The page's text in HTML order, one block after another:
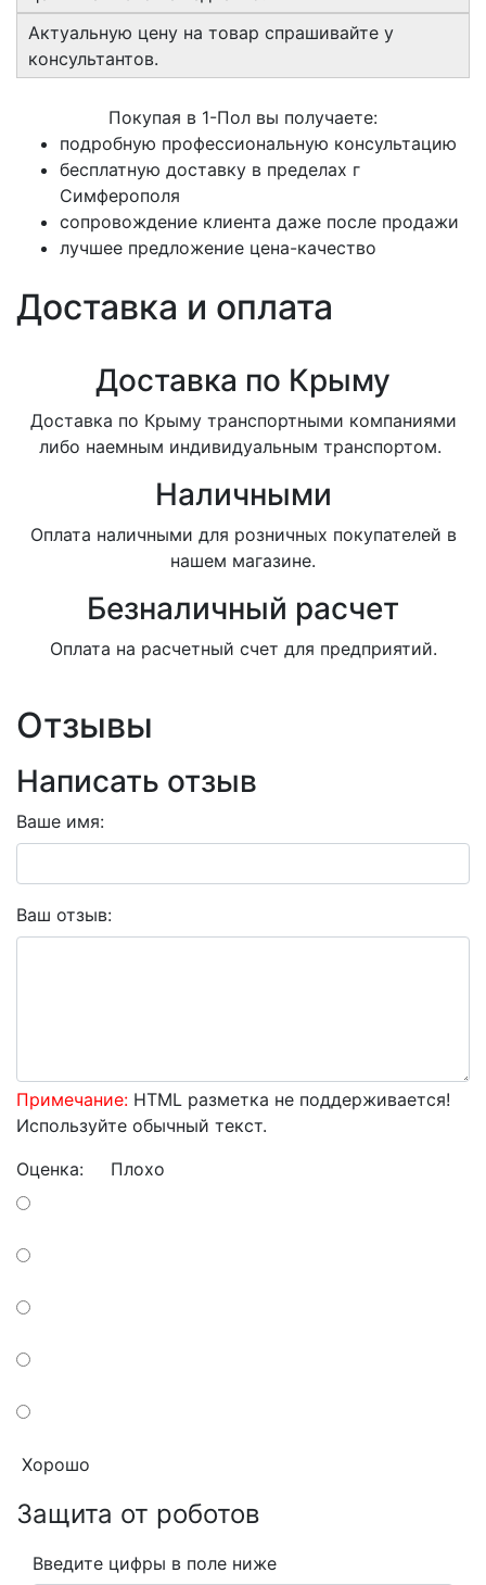
Актуальную цену на товар спрашивайте у
консультантов.
Покупая в 1-Пол вы получаете:
подробную профессиональную консультацию
бесплатную доставку в пределах г
Симферополя
сопровождение клиента даже после продажи
лучшее предложение цена-качество
Доставка и оплата
Доставка по Крыму
Доставка по Крыму транспортными компаниями
либо наемным индивидуальным транспортом.
Наличными
Оплата наличными для розничных покупателей в
нашем магазине.
Безналичный расчет
Оплата на расчетный счет для предприятий.
Отзывы
Написать отзыв
Ваше имя:
Ваш отзыв:
Примечание: HTML разметка не поддерживается!
Используйте обычный текст.
Оценка: Плохо
Хорошо
Защита от роботов
Введите цифры в поле ниже